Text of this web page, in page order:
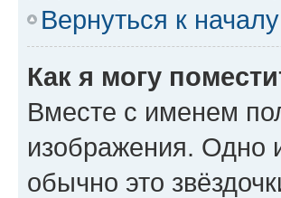
Вернуться к началу
Как я могу
Вместе с именем
изображения. Одно
обычно это